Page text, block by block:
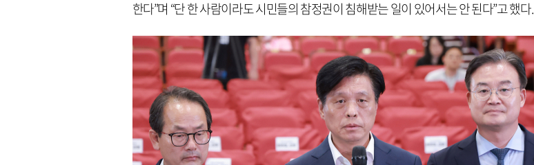
한다”며 “단 한 사람이라도 시민들의 참정권이 침해받는 일이 있어서는 안 된다”고 했다.